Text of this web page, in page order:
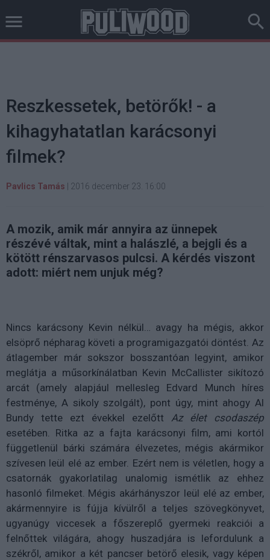
Reszkessetek, betörők! - a
kihagyhatatlan karácsonyi
filmek?
Pavlics Tamás 2016 december 23. 16:00
A mozik, amik már annyira az ünnepek
részévé váltak, mint a halászlé, a bejgli és a
kötött rénszarvasos pulcsi. A kérdés viszont
adott: miért nem unjuk még?
Nincs karácsony Kevin nélkül… avagy ha mégis, akkor
elsöprő népharag követi a programigazgatói döntést. Az
átlagember már sokszor bosszantóan legyint, amikor
meglátja a műsorkínálatban Kevin McCallister sikítozó
arcát (amely alapjául mellesleg Edvard Munch híres
festménye, A sikoly szolgált), pont úgy, mint ahogy Al
Bundy tette ezt évekkel ezelőtt Az élet csodaszép
esetében. Ritka az a fajta karácsonyi film, ami kortól
függetlenül bárki számára élvezetes, mégis akármikor
szívesen leül elé az ember. Ezért nem is véletlen, hogy a
csatornák gyakorlatilag unalomig ismétlik az ehhez
hasonló filmeket. Mégis akárhányszor leül elé az ember,
akármennyire is fújja kívülről a teljes szövegkönyvet,
ugyanúgy viccesek a főszereplő gyermeki reakciói a
felnőttek világára, ahogy huszadjára is lefordulunk a
székről, amikor a két pancser betörő elesik, vagy képen